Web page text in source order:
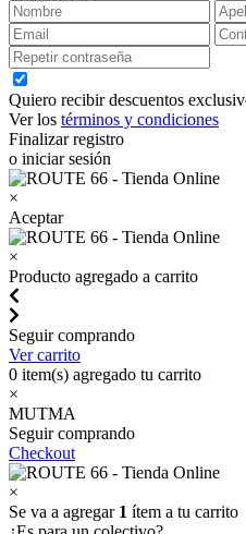
Quiero recibir descuentos
Ver los términos y condiciones
Finalizar registro
o iniciar sesión
×
Aceptar
×
Producto agregado a carrito
Seguir comprando
Ver carrito
0 item(s) agregado tu carrito
×
MUTMA
Seguir comprando
Checkout
×
Se va a agregar 1 ítem a tu carrito